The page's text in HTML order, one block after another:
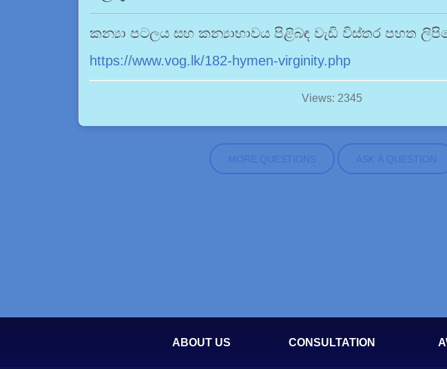
කන්‍යා පටලය සහ කන්‍යාභාවය පිළිබඳ වැඩි විස්තර පහත
https://www.vog.lk/182-hymen-virginity.php
Views: 2345
MORE QUESTIONS ASK A QUESTION
ABOUT US CONSULTATION